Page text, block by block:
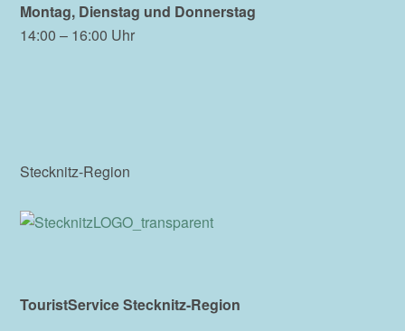
Montag, Dienstag und Donnerstag
14:00 – 16:00 Uhr
Stecknitz-Region
TouristService Stecknitz-Region